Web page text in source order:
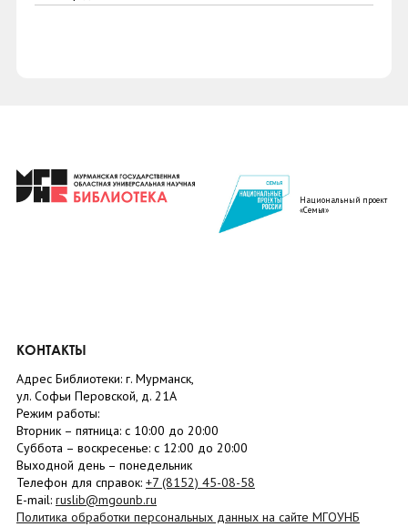
Национальный проект
«Семья»
КОНТАКТЫ
Адрес Библиотеки: г. Мурманск,
ул. Софьи Перовской, д. 21А
Режим работы:
Вторник – пятница: с 10:00 до 20:00
Суббота – воскресенье: c 12:00 до 20:00
Выходной день – понедельник
Телефон для справок: +7 (8152) 45-08-58
E-mail: ruslib@mgounb.ru
Политика обработки персональных данных на сайте МГОУНБ